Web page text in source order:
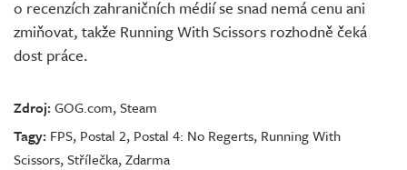
o recenzích zahraničních médií se snad nemá cenu ani
zmiňovat, takže Running With Scissors rozhodně čeká
dost práce.
Zdroj:GOG.com,Steam
Tagy: FPS, Postal 2, Postal 4: No Regerts, Running With
Scissors,Střílečka,Zdarma